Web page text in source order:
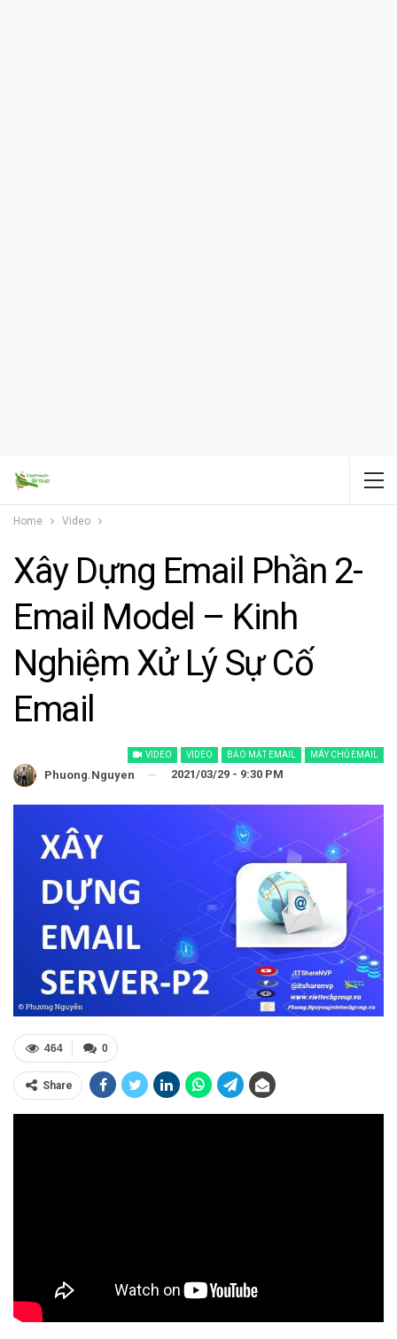
Home Video
Xây Dựng Email Phần 2-
Email Model – Kinh
Nghiệm Xử Lý Sự Cố
Email
VIDEO VIDEO BẢO MẬT EMAIL MÁY CHỦ EMAIL
Phuong.nguyen 2021/03/29 - 9:30 PM
0
464
Share